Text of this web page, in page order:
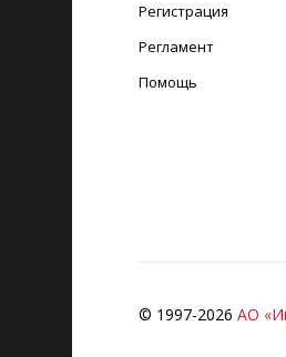
Регистрация
Регламент
Помощь
© 1997-2026 АО